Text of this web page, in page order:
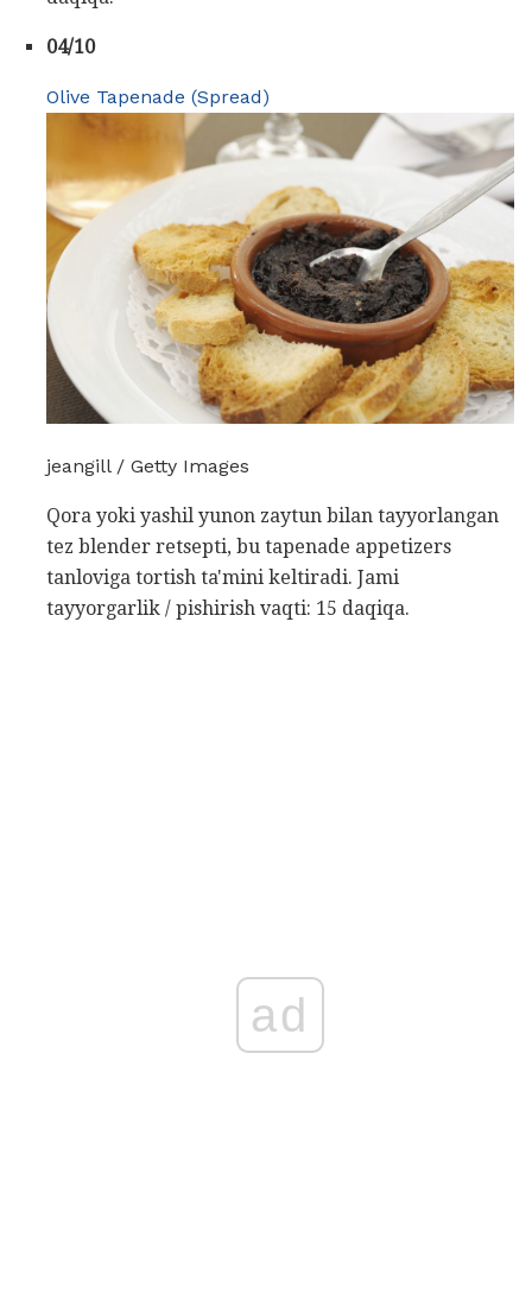
04/10
Olive Tapenade (Spread)
jeangill / Getty Images
Qora yoki yashil yunon zaytun bilan tayyorlangan
tez blender retsepti, bu tapenade appetizers
tanloviga tortish ta'mini keltiradi. Jami
tayyorgarlik / pishirish vaqti: 15 daqiqa.
ad